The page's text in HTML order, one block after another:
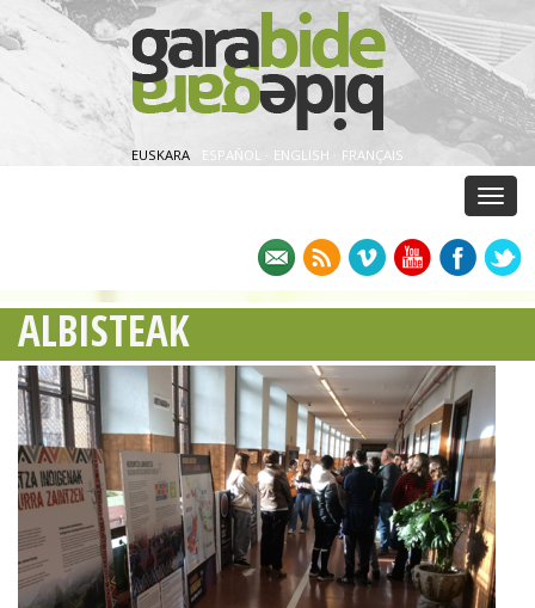
EUSKARA ESPAÑOL · ENGLISH · FRANÇAIS
ALBISTEAK